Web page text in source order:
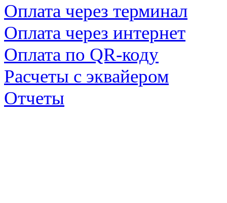
Оплата через терминал
Оплата через интернет
Оплата по QR-коду
Расчеты с эквайером
Отчеты